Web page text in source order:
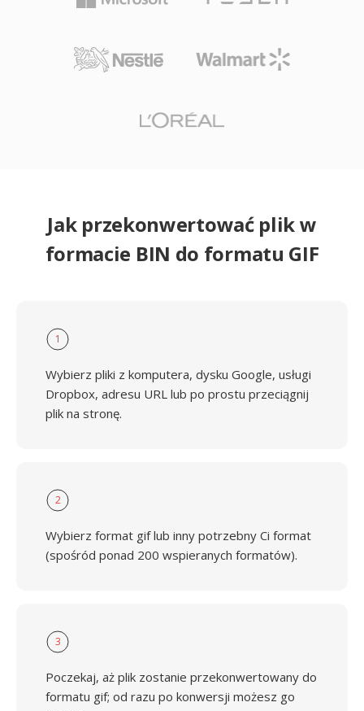
Jak przekonwertować plik w
formacie BIN do formatu GIF
1
Wybierz pliki z komputera, dysku Google, usługi
Dropbox, adresu URL lub po prostu przeciągnij
plik na stronę.
2
Wybierz format gif lub inny potrzebny Ci format
(spośród ponad 200 wspieranych formatów).
3
Poczekaj, aż plik zostanie przekonwertowany do
formatu gif; od razu po konwersji możesz go